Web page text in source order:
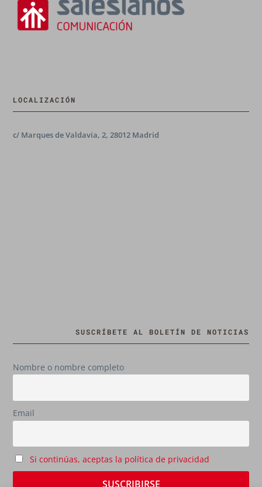
LOCALIZACIÓN
c/ Marques de Valdavia, 2, 28012 Madrid
SUSCRÍBETE AL BOLETÍN DE NOTICIAS
Nombre o nombre completo
Email
Si continúas, aceptas la política de privacidad